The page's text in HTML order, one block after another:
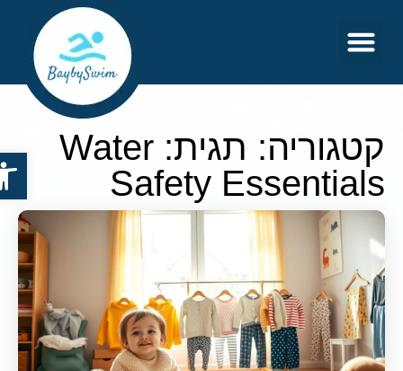
קטגוריה: תגית: Water
Safety Essentials
פתח